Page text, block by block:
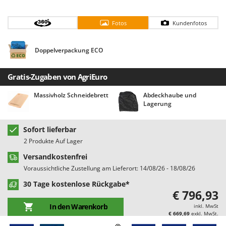
Brutmaschinen Inkubatoren
D Dampfreiniger und Dampfbesen
E
Einachsschlepper
Elektrische Tauchpumpen
Erdbohrer
Erntenetze für Obst und Oliven
F
Feder Grubber
Feldspritzen für Pflanzenschutz
Fensterreiniger
Fleischwolf
Batavia
Beper
Berkel
Bernardi
Bertolini Pumps
Bestway
Beta tools
Bissell
BlackStone
Blue Bird
Fotos Kundenfotos
Doppelverpackung ECO
Gratis-Zugaben von AgriEuro
Massivholz Schneidebrett
Abdeckhaube und
Lagerung
Sofort lieferbar
2 Produkte Auf Lager
Versandkostenfrei
Voraussichtliche Zustellung am Lieferort: 14/08/26 - 18/08/26
30 Tage kostenlose Rückgabe*
In den Warenkorb
€ 796,93
inkl. MwSt
€ 669,69 exkl. MwSt.